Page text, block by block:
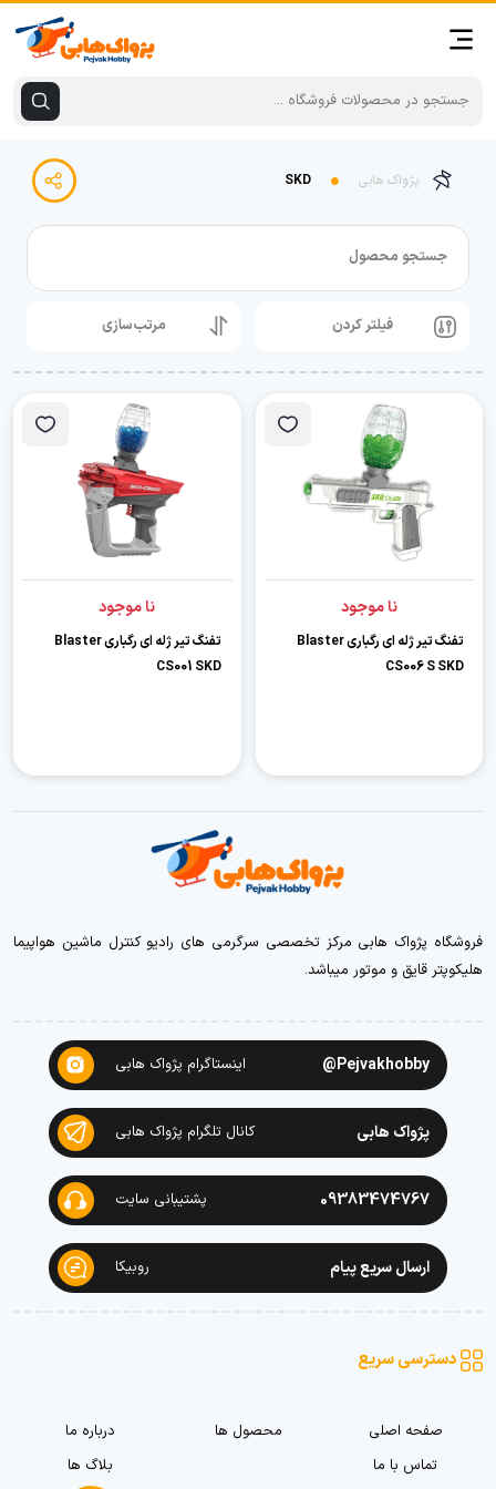
پژواک هابی SKD
جستجو محصول
فیلتر کردن مرتب‌سازی
نا موجود
تفنگ تیر ژله ای رگباری Blaster
CS006 S SKD
نا موجود
تفنگ تیر ژله ای رگباری Blaster
CS001 SKD
فروشگاه پژواک هابی مرکز تخصصی سرگرمی های رادیو کنترل ماشین هواپیما
هلیکوپتر قایق و موتور میباشد.
Pejvakhobby@ اینستاگرام پژواک هابی
پژواک هابی کانال تلگرام پژواک هابی
09383474767 پشتیبانی سایت
ارسال سریع پیام روبیکا
دسترسی سریع
صفحه اصلی محصول ها
درباره ما
تماس با ما
بلاگ ها